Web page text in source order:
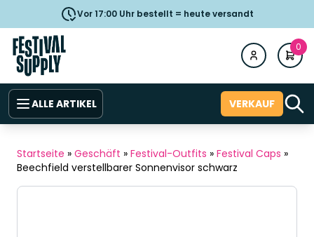
Vor 17:00 Uhr bestellt = heute versandt
0
ALLE ARTIKEL VERKAUF
Startseite » Geschäft » Festival-Outfits » Festival Caps »
Beechfield verstellbarer Sonnenvisor schwarz